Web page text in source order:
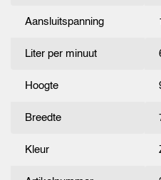
Aansluitspanning
Liter per minuut
Hoogte
Breedte
Kleur